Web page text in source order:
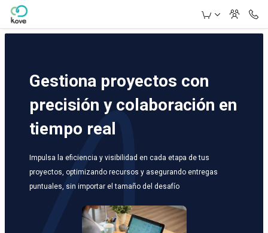
Skip to Main Content
Gestiona proyectos con
precisión y colaboración en
tiempo real
Impulsa la eficiencia y visibilidad en cada etapa de tus
proyectos, optimizando recursos y asegurando entregas
puntuales, sin importar el tamaño del desafío